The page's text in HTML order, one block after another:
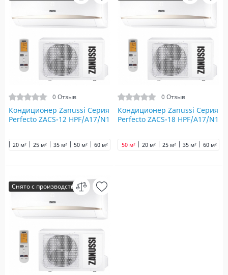
0 Отзыв
Кондиционер Zanussi Серия
Perfecto ZACS-12 HPF/A17/N1
20 м² 25 м² 35 м² 50 м² 60 м² 65 м² 70 м² 90 м²
0 Отзыв
Кондиционер Zanussi Серия
Perfecto ZACS-18 HPF/A17/N1
20 м² 25 м² 35 м²
50 м² 60 м²
Снято с производства